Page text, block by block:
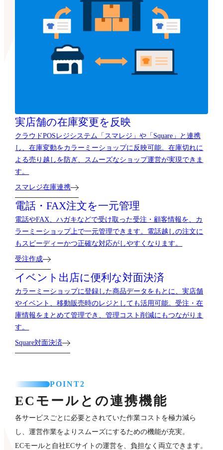
実店舗の在庫変更を反映
クラウドPOSレジシステム「スマレジ」や「Square」と連携
し、在庫変動をカラーミーショップに反映可能。在庫切れに
よる売り越しを防ぎ、スムーズなショップ運営が実現できま
す。
スマレジ在庫連携
電話・FAX注文を一元管理
電話やFAX、ハガキなどで受け取った受注・顧客情報を、カ
ラーミーショップ上で一元管理できます。電話越しの注文に
もスピーディーかつ正確な対応がしやすくなります。
受注作成
イベント出店に便利な対面決済
カラーミーショップに登録した商品データをもとに、実店舗
やイベント、移動販売時のレジとしても活用可能。受注・在
庫情報をまとめて管理でき、管理コスト削減にもつながりま
す。
Square対面決済
POINT2
ECモールとの連携機能
各サービスごとに必要とされていた作業コストを極力減ら
し、運営作業をよりスムーズにするための機能が充実。
ECモールと自社ECサイトの運営を、負担なく両立できます。